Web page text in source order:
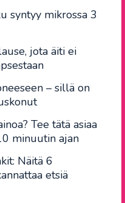
syntyy mikrossa 3
jota äiti ei
– sillä on
Tee tätä asiaa
minuutin ajan
Näitä 6
etsiä